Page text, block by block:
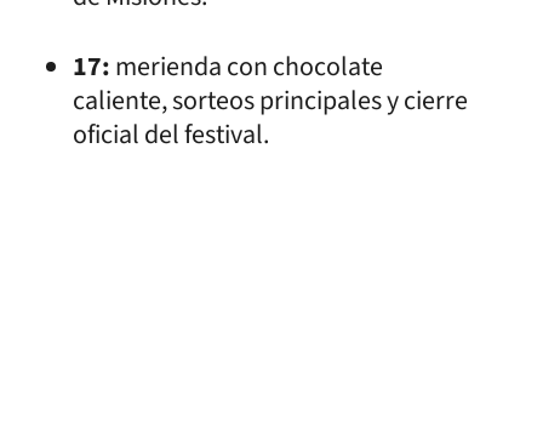
17:merienda con chocolate
caliente, sorteos principales y cierre
oficial del festival.